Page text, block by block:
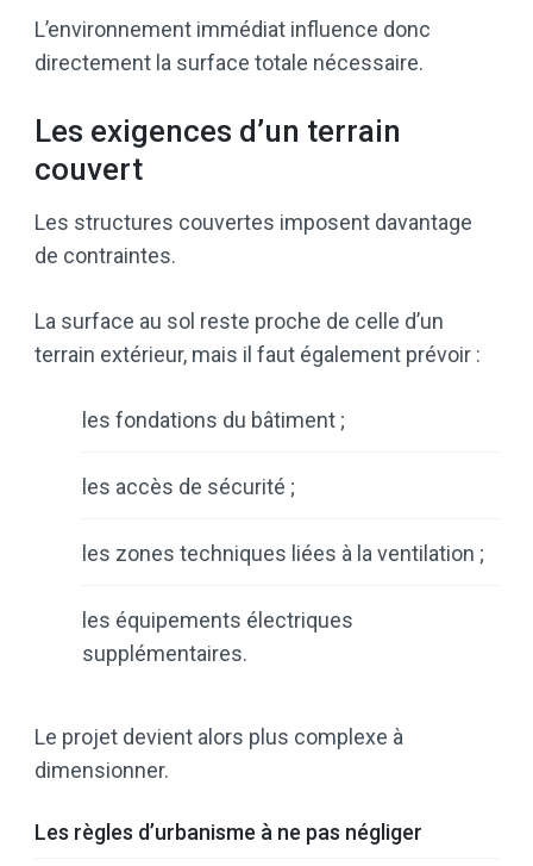
L’environnement immédiat influence donc
directement la surface totale nécessaire.
Les exigences d’un terrain
couvert
Les structures couvertes imposent davantage
de contraintes.
La surface au sol reste proche de celle d’un
terrain extérieur, mais il faut également prévoir :
les fondations du bâtiment ;
les accès de sécurité ;
les zones techniques liées à la ventilation ;
les équipements électriques
supplémentaires.
Le projet devient alors plus complexe à
dimensionner.
Les règles d’urbanisme à ne pas négliger